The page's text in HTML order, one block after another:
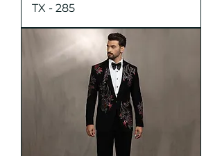
TX - 285